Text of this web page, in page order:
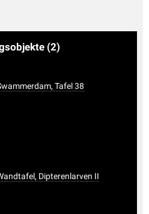
(2)
Tafel 38
Dipterenlarven II